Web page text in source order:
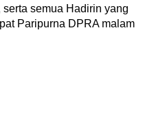
semua Hadirin yang
Paripurna DPRA malam